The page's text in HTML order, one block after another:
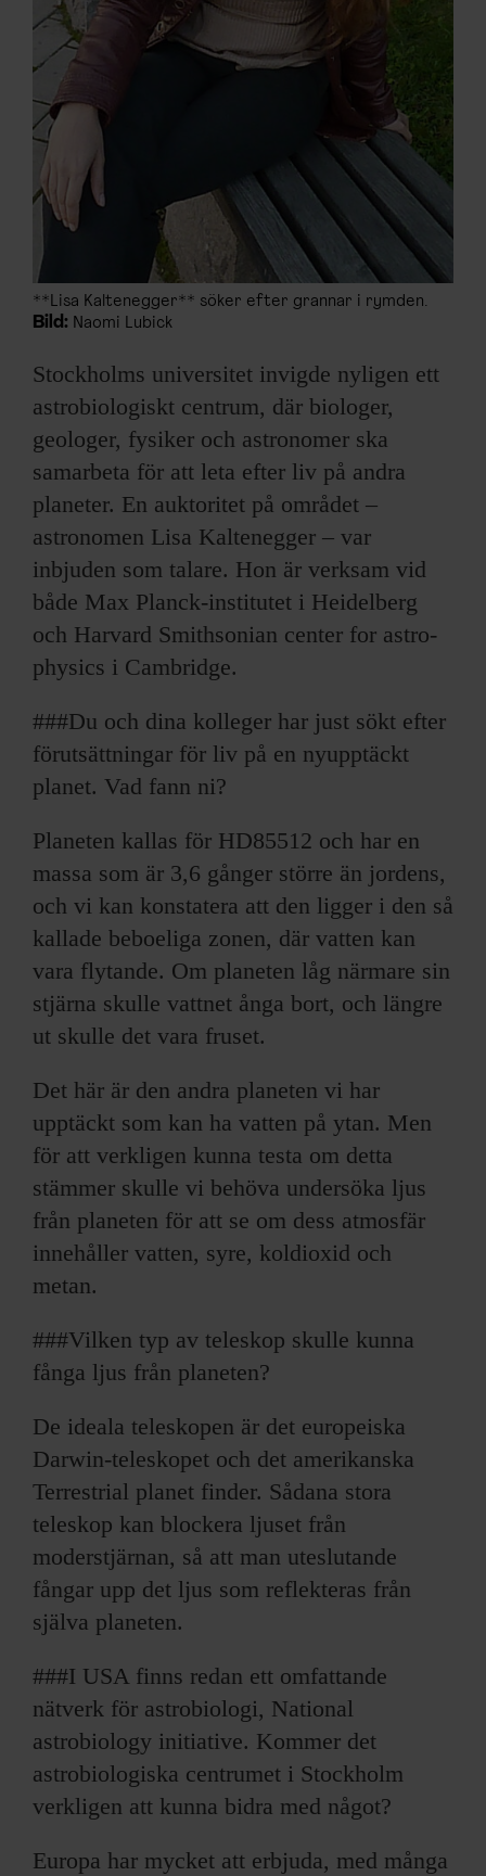
**Lisa Kaltenegger** söker efter grannar i rymden.
Bild: Naomi Lubick
Stockholms universitet invigde nyligen ett
astrobiologiskt centrum, där biologer,
geologer, fysiker och astronomer ska
samarbeta för att leta efter liv på andra
planeter. En auktoritet på området –
astronomen Lisa Kaltenegger – var
inbjuden som talare. Hon är verksam vid
både Max Planck-institutet i Heidelberg
och Harvard Smithsonian center for astro-
physics i Cambridge.
###Du och dina kolleger har just sökt efter
förutsättningar för liv på en nyupptäckt
planet. Vad fann ni?
Planeten kallas för HD85512 och har en
massa som är 3,6 gånger större än jordens,
och vi kan konstatera att den ligger i den så
kallade beboeliga zonen, där vatten kan
vara flytande. Om planeten låg närmare sin
stjärna skulle vattnet ånga bort, och längre
ut skulle det vara fruset.
Det här är den andra planeten vi har
upptäckt som kan ha vatten på ytan. Men
för att verkligen kunna testa om detta
stämmer skulle vi behöva undersöka ljus
från planeten för att se om dess atmosfär
innehåller vatten, syre, koldioxid och
metan.
###Vilken typ av teleskop skulle kunna
fånga ljus från planeten?
De ideala teleskopen är det europeiska
Darwin-teleskopet och det amerikanska
Terrestrial planet finder. Sådana stora
teleskop kan blockera ljuset från
moderstjärnan, så att man uteslutande
fångar upp det ljus som reflekteras från
själva planeten.
###I USA finns redan ett omfattande
nätverk för astrobiologi, National
astrobiology initiative. Kommer det
astrobiologiska centrumet i Stockholm
verkligen att kunna bidra med något?
Europa har mycket att erbjuda, med många